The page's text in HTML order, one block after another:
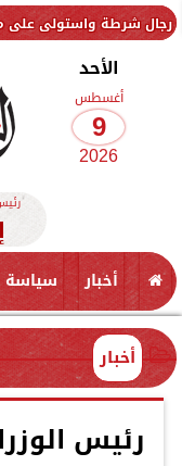
على مشغولات
الأحد
أغسطس
9
2026
أخبار سياسة
أخبار
رئيس